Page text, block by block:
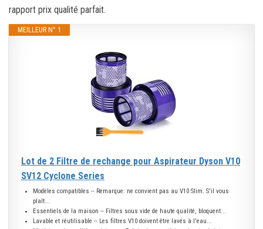
rapport prix qualité parfait.
MEILLEUR N° 1
Lot de 2 Filtre de rechange pour Aspirateur Dyson V10
SV12 Cyclone Series
Modèles compatibles -- Remarque: ne convient pas au V10 Slim. S'il vous
plaît...
Essentiels de la maison -- Filtres sous vide de haute qualité, bloquent...
Lavable et réutilisable -- Les filtres V10 doivent être lavés à l'eau...